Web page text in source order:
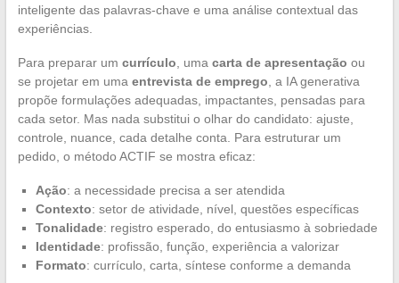
inteligente das palavras-chave e uma análise contextual das
experiências.
Para preparar um currículo , uma carta de apresentação ou
se projetar em uma entrevista de emprego , a IA generativa
propõe formulações adequadas, impactantes, pensadas para
cada setor. Mas nada substitui o olhar do candidato: ajuste,
controle, nuance, cada detalhe conta. Para estruturar um
pedido, o método ACTIF se mostra eficaz:
Ação: a necessidade precisa a ser atendida
Contexto: setor de atividade, nível, questões específicas
Tonalidade: registro esperado, do entusiasmo à sobriedade
Identidade: profissão, função, experiência a valorizar
Formato: currículo, carta, síntese conforme a demanda